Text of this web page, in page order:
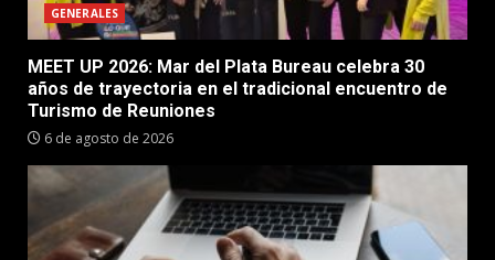
GENERALES
MEET UP 2026: Mar del Plata Bureau celebra 30
años de trayectoria en el tradicional encuentro de
Turismo de Reuniones
6 de agosto de 2026